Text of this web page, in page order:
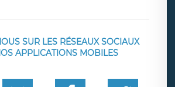
SUR LES RÉSEAUX SOCIAUX
APPLICATIONS MOBILES